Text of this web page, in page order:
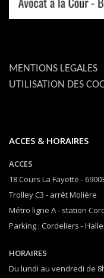
MENTIONS LEGALES
UTILISATION DES
ACCES & HORAIRES
ACCES
18 Cours La Fayette -
Trolley C3 - arrêt Molière
Métro ligne A - station
Parking : Cordeliers -
HORAIRES
Du lundi au vendredi de